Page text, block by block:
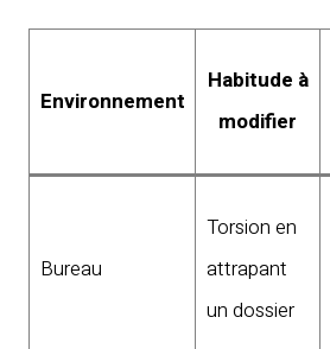
Environnement
Habitude à
modifier
Bureau
Torsion en
attrapant
un dossier